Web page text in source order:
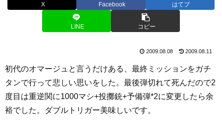
X Facebook はてブ
LINE コピー
2009.08.08 2009.08.11
初代のオマージュと言うだけある、最終ミッションをガチ
タンで行って悲しい思いをした。最後弾切れて死んだので2
度目は重逆関に1000マシ+投擲銃+予備弾*2に変更したら余
裕でした。ダブルトリガー美味しいです。